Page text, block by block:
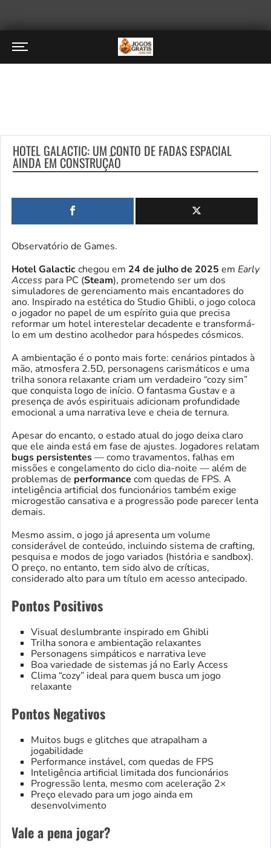
HOTEL GALACTIC: UM CONTO DE FADAS ESPACIAL
AINDA EM CONSTRUÇÃO
Observatório de Games.
Hotel Galacticchegou em 24 de julho de 2025 em Early
Access para PC (Steam), prometendo ser um dos
simuladores de gerenciamento mais encantadores do
ano. Inspirado na estética do Studio Ghibli, o jogo coloca
o jogador no papel de um espírito guia que precisa
reformar um hotel interestelar decadente e transformá-
lo em um destino acolhedor para hóspedes cósmicos.
A ambientação é o ponto mais forte: cenários pintados à
mão, atmosfera 2.5D, personagens carismáticos e uma
trilha sonora relaxante criam um verdadeiro “cozy sim”
que conquista logo de início. O fantasma Gustav e a
presença de avós espirituais adicionam profundidade
emocional a uma narrativa leve e cheia de ternura.
Apesar do encanto, o estado atual do jogo deixa claro
que ele ainda está em fase de ajustes. Jogadores relatam
bugs persistentes— como travamentos, falhas em
missões e congelamento do ciclo dia-noite — além de
problemas de performance com quedas de FPS. A
inteligência artificial dos funcionários também exige
microgestão cansativa e a progressão pode parecer lenta
demais.
Mesmo assim, o jogo já apresenta um volume
considerável de conteúdo, incluindo sistema de crafting,
pesquisa e modos de jogo variados (história e sandbox).
O preço, no entanto, tem sido alvo de críticas,
considerado alto para um título em acesso antecipado.
Pontos Positivos
Visual deslumbrante inspirado em Ghibli
Trilha sonora e ambientação relaxantes
Personagens simpáticos e narrativa leve
Boa variedade de sistemas já no Early Access
Clima “cozy” ideal para quem busca um jogo
relaxante
Pontos Negativos
Muitos bugs e glitches que atrapalham a
jogabilidade
Performance instável, com quedas de FPS
Inteligência artificial limitada dos funcionários
Progressão lenta, mesmo com aceleração 2×
Preço elevado para um jogo ainda em
desenvolvimento
Vale a pena jogar?